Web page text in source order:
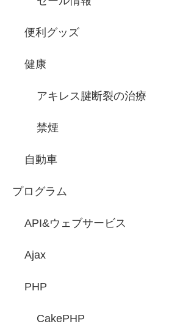
便利グッズ
健康
アキレス腱断裂の治療
禁煙
自動車
プログラム
API&ウェブサービス
Ajax
PHP
CakePHP